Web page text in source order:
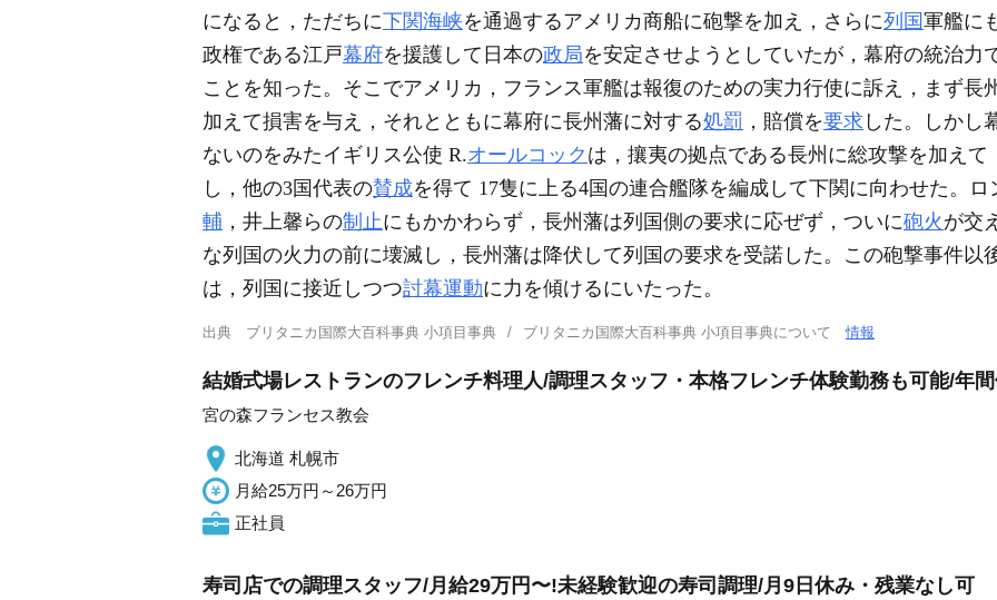
になると，ただちに下関海峡を通過するアメリカ商船に砲撃を加え，さらに列国軍艦に
政権である江戸幕府を援護して日本の政局を安定させようとしていたが，幕府の統治力
ことを知った。そこでアメリカ，フランス軍艦は報復のための実力行使に訴え，まず長
加えて損害を与え，それとともに幕府に長州藩に対する処罰 ，賠償を要求 した。しかし
ないのをみたイギリス公使 R.オールコック は，攘夷の拠点である長州に総攻撃を加えて
し，他の3国代表の賛成を得て 17隻に上る4国の連合艦隊を編成して下関に向わせた。
輔 ，井上馨らの制止にもかかわらず，長州藩は列国側の要求に応ぜず，ついに砲火が交
な列国の火力の前に壊滅し，長州藩は降伏して列国の要求を受諾した。この砲撃事件以
は，列国に接近しつつ討幕運動に力を傾けるにいたった。
出典 ブリタニカ国際大百科事典 小項目事典 ブリタニカ国際大百科事典 小項目事典について情報
結婚式場レストランのフレンチ料理人/調理スタッフ・本格フレンチ体験勤務も可能/年
宮の森フランセス教会
北海道 札幌市
月給25万円～26万円
正社員
寿司店での調理スタッフ/月給29万円〜!未経験歓迎の寿司調理/月9日休み・残業なし可